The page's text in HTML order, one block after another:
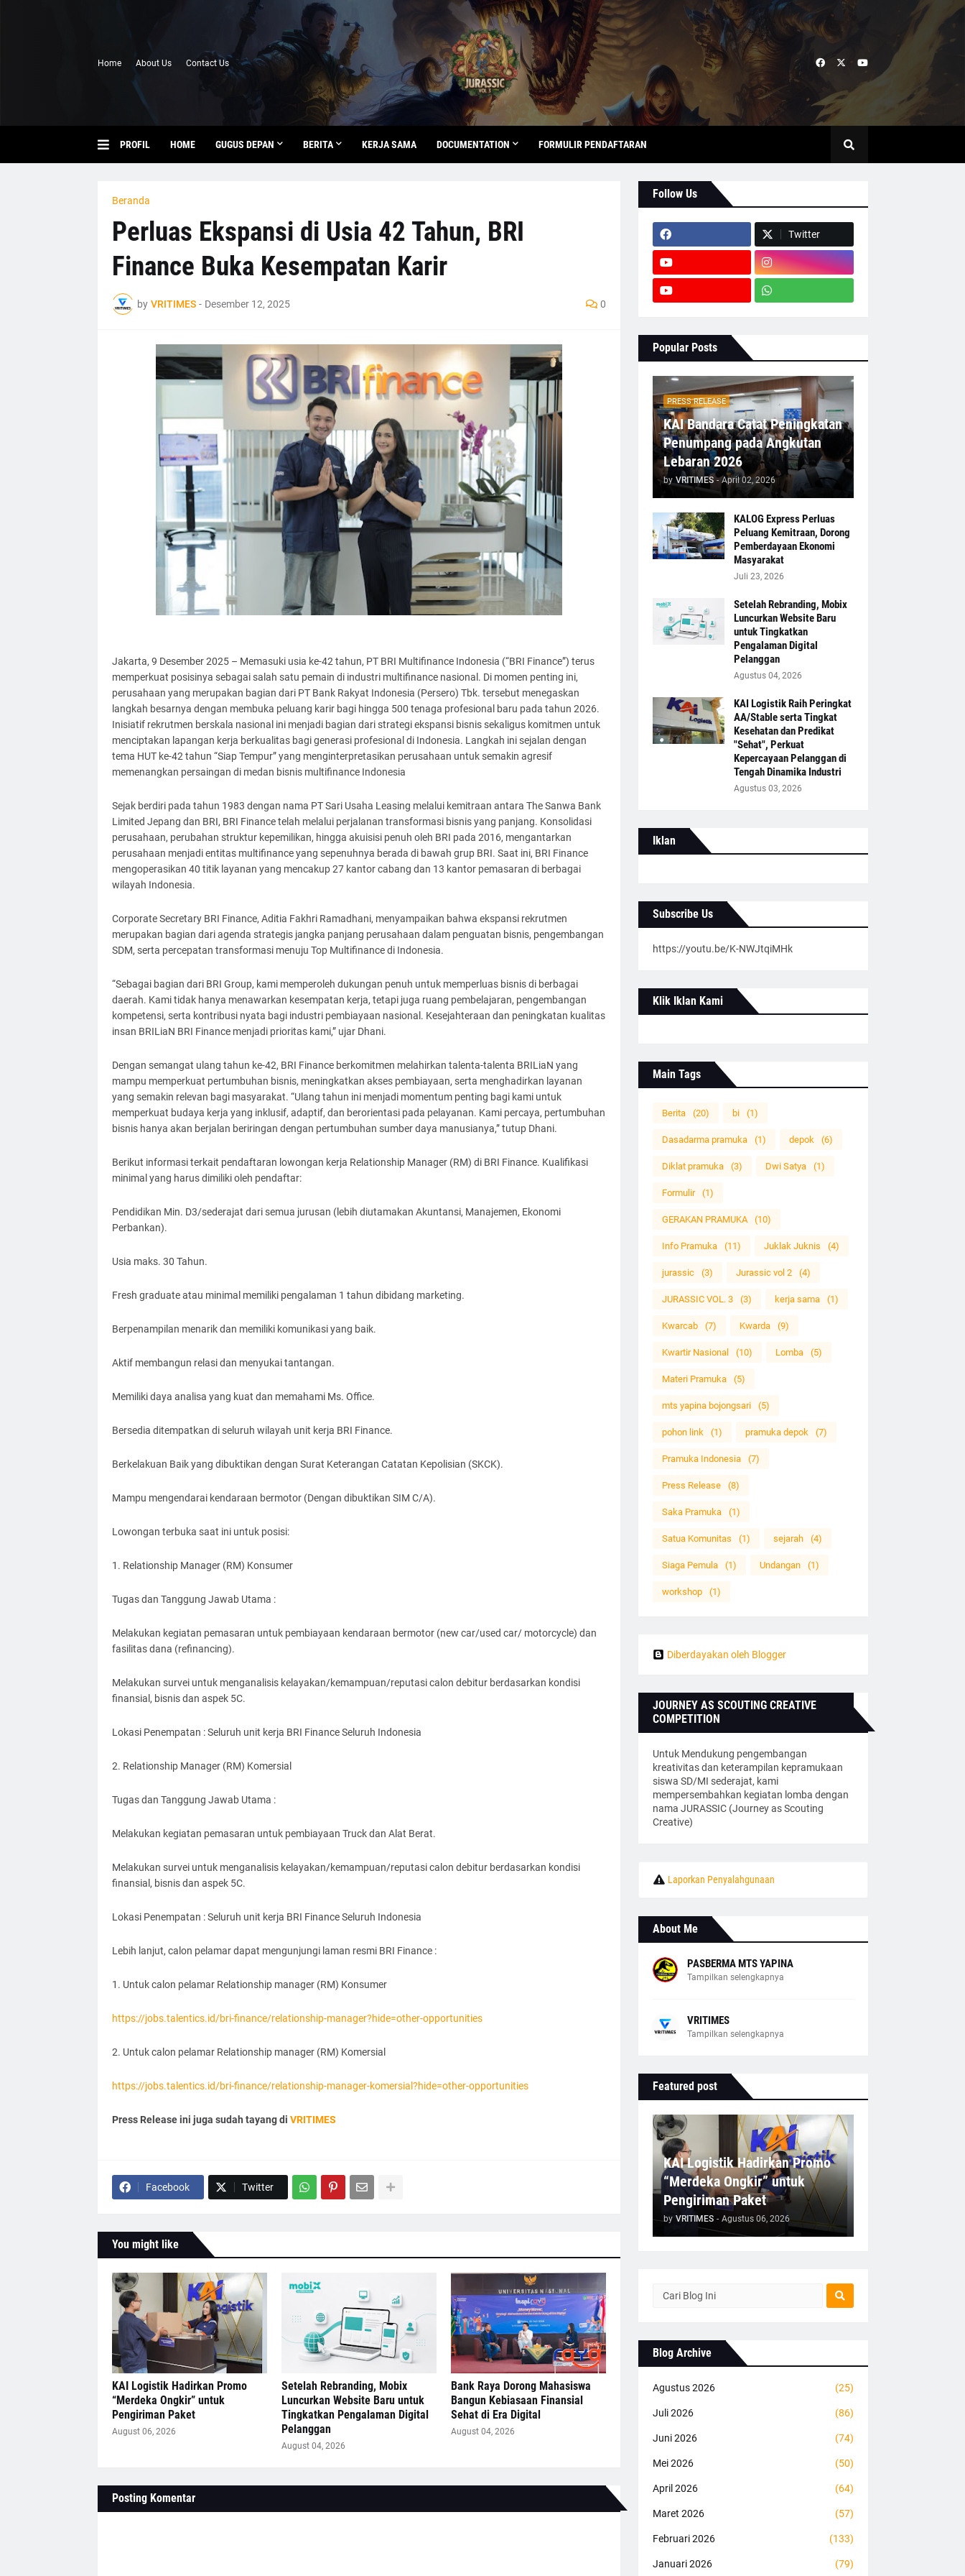
Home About Us Contact Us
PROFIL HOME GUGUS DEPAN BERITA KERJA SAMA DOCUMENTATION FORMULIR PENDAFTARAN
Beranda
Perluas Ekspansi di Usia 42 Tahun, BRI
Finance Buka Kesempatan Karir
by VRITIMES - Desember 12, 2025 0
Jakarta, 9 Desember 2025 – Memasuki usia ke-42 tahun, PT BRI Multifinance Indonesia (“BRI Finance”) terus
memperkuat posisinya sebagai salah satu pemain di industri multifinance nasional. Di momen penting ini,
perusahaan yang merupakan bagian dari PT Bank Rakyat Indonesia (Persero) Tbk. tersebut menegaskan
langkah besarnya dengan membuka peluang karir bagi hingga 500 tenaga profesional baru pada tahun 2026.
Inisiatif rekrutmen berskala nasional ini menjadi bagian dari strategi ekspansi bisnis sekaligus komitmen untuk
menciptakan lapangan kerja berkualitas bagi generasi profesional di Indonesia. Langkah ini sejalan dengan
tema HUT ke-42 tahun “Siap Tempur” yang menginterpretasikan perusahaan untuk semakin agresif
memenangkan persaingan di medan bisnis multifinance Indonesia
Sejak berdiri pada tahun 1983 dengan nama PT Sari Usaha Leasing melalui kemitraan antara The Sanwa Bank
Limited Jepang dan BRI, BRI Finance telah melalui perjalanan transformasi bisnis yang panjang. Konsolidasi
perusahaan, perubahan struktur kepemilikan, hingga akuisisi penuh oleh BRI pada 2016, mengantarkan
perusahaan menjadi entitas multifinance yang sepenuhnya berada di bawah grup BRI. Saat ini, BRI Finance
mengoperasikan 40 titik layanan yang mencakup 27 kantor cabang dan 13 kantor pemasaran di berbagai
wilayah Indonesia.
Corporate Secretary BRI Finance, Aditia Fakhri Ramadhani, menyampaikan bahwa ekspansi rekrutmen
merupakan bagian dari agenda strategis jangka panjang perusahaan dalam penguatan bisnis, pengembangan
SDM, serta percepatan transformasi menuju Top Multifinance di Indonesia.
“Sebagai bagian dari BRI Group, kami memperoleh dukungan penuh untuk memperluas bisnis di berbagai
daerah. Kami tidak hanya menawarkan kesempatan kerja, tetapi juga ruang pembelajaran, pengembangan
kompetensi, serta kontribusi nyata bagi industri pembiayaan nasional. Kesejahteraan dan peningkatan kualitas
insan BRILiaN BRI Finance menjadi prioritas kami,” ujar Dhani.
Dengan semangat ulang tahun ke-42, BRI Finance berkomitmen melahirkan talenta-talenta BRILiaN yang
mampu memperkuat pertumbuhan bisnis, meningkatkan akses pembiayaan, serta menghadirkan layanan
yang semakin relevan bagi masyarakat. “Ulang tahun ini menjadi momentum penting bagi kami untuk
memperkuat budaya kerja yang inklusif, adaptif, dan berorientasi pada pelayanan. Kami percaya, pertumbuhan
bisnis hanya akan berjalan beriringan dengan pertumbuhan sumber daya manusianya,” tutup Dhani.
Berikut informasi terkait pendaftaran lowongan kerja Relationship Manager (RM) di BRI Finance. Kualifikasi
minimal yang harus dimiliki oleh pendaftar:
Pendidikan Min. D3/sederajat dari semua jurusan (lebih diutamakan Akuntansi, Manajemen, Ekonomi
Perbankan).
Usia maks. 30 Tahun.
Fresh graduate atau minimal memiliki pengalaman 1 tahun dibidang marketing.
Berpenampilan menarik dan memiliki komunikasi yang baik.
Aktif membangun relasi dan menyukai tantangan.
Memiliki daya analisa yang kuat dan memahami Ms. Office.
Bersedia ditempatkan di seluruh wilayah unit kerja BRI Finance.
Berkelakuan Baik yang dibuktikan dengan Surat Keterangan Catatan Kepolisian (SKCK).
Mampu mengendarai kendaraan bermotor (Dengan dibuktikan SIM C/A).
Lowongan terbuka saat ini untuk posisi:
1. Relationship Manager (RM) Konsumer
Tugas dan Tanggung Jawab Utama :
Melakukan kegiatan pemasaran untuk pembiayaan kendaraan bermotor (new car/used car/ motorcycle) dan
fasilitas dana (refinancing).
Melakukan survei untuk menganalisis kelayakan/kemampuan/reputasi calon debitur berdasarkan kondisi
finansial, bisnis dan aspek 5C.
Lokasi Penempatan : Seluruh unit kerja BRI Finance Seluruh Indonesia
2. Relationship Manager (RM) Komersial
Tugas dan Tanggung Jawab Utama :
Melakukan kegiatan pemasaran untuk pembiayaan Truck dan Alat Berat.
Melakukan survei untuk menganalisis kelayakan/kemampuan/reputasi calon debitur berdasarkan kondisi
finansial, bisnis dan aspek 5C.
Lokasi Penempatan : Seluruh unit kerja BRI Finance Seluruh Indonesia
Lebih lanjut, calon pelamar dapat mengunjungi laman resmi BRI Finance :
1. Untuk calon pelamar Relationship manager (RM) Konsumer
https://jobs.talentics.id/bri-finance/relationship-manager?hide=other-opportunities
2. Untuk calon pelamar Relationship manager (RM) Komersial
https://jobs.talentics.id/bri-finance/relationship-manager-komersial?hide=other-opportunities
Press Release ini juga sudah tayang di VRITIMES
Facebook Twitter
You might like
KAI Logistik Hadirkan Promo
“Merdeka Ongkir” untuk
Pengiriman Paket
August 06, 2026
Setelah Rebranding, Mobix
Luncurkan Website Baru untuk
Tingkatkan Pengalaman Digital
Pelanggan
August 04, 2026
Bank Raya Dorong Mahasiswa
Bangun Kebiasaan Finansial
Sehat di Era Digital
August 04, 2026
Posting Komentar
Follow Us
Twitter
Popular Posts
PRESS RELEASE
KAI Bandara Catat Peningkatan
Penumpang pada Angkutan
Lebaran 2026
by VRITIMES - April 02, 2026
KALOG Express Perluas
Peluang Kemitraan, Dorong
Pemberdayaan Ekonomi
Masyarakat
Juli 23, 2026
Setelah Rebranding, Mobix
Luncurkan Website Baru
untuk Tingkatkan
Pengalaman Digital
Pelanggan
Agustus 04, 2026
KAI Logistik Raih Peringkat
AA/Stable serta Tingkat
Kesehatan dan Predikat
"Sehat", Perkuat
Kepercayaan Pelanggan di
Tengah Dinamika Industri
Agustus 03, 2026
Iklan
Subscribe Us
https://youtu.be/K-NWJtqiMHk
Klik Iklan Kami
Main Tags
Berita (20) bi (1)
Dasadarma pramuka (1) depok (6)
Diklat pramuka (3) Dwi Satya (1)
Formulir (1)
GERAKAN PRAMUKA (10)
Info Pramuka (11) Juklak Juknis (4)
jurassic (3) Jurassic vol 2 (4)
JURASSIC VOL. 3 (3) kerja sama (1)
Kwarcab (7) Kwarda (9)
Kwartir Nasional (10) Lomba (5)
Materi Pramuka (5)
mts yapina bojongsari (5)
pohon link (1) pramuka depok (7)
Pramuka Indonesia (7)
Press Release (8)
Saka Pramuka (1)
Satua Komunitas (1) sejarah (4)
Siaga Pemula (1) Undangan (1)
workshop (1)
Diberdayakan oleh Blogger
JOURNEY AS SCOUTING CREATIVE
COMPETITION
Untuk Mendukung pengembangan
kreativitas dan keterampilan kepramukaan
siswa SD/MI sederajat, kami
mempersembahkan kegiatan lomba dengan
nama JURASSIC (Journey as Scouting
Creative)
Laporkan Penyalahgunaan
About Me
PASBERMA MTS YAPINA
Tampilkan selengkapnya
VRITIMES
Tampilkan selengkapnya
Featured post
KAI Logistik Hadirkan Promo
“Merdeka Ongkir” untuk
Pengiriman Paket
by VRITIMES - Agustus 06, 2026
Blog Archive
Agustus 2026 (25)
Juli 2026 (86)
Juni 2026 (74)
Mei 2026 (50)
April 2026 (64)
Maret 2026 (57)
Februari 2026 (133)
Januari 2026 (79)